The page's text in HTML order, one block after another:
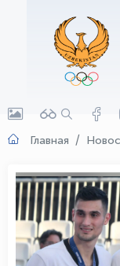
Главная
OLYMPCHIK
Онлайн ·